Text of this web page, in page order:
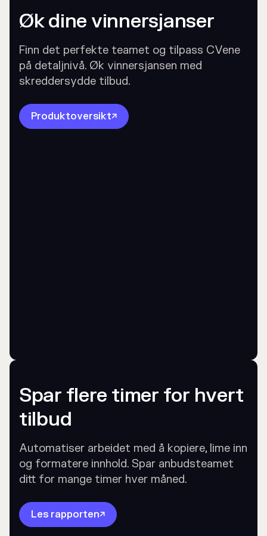
Øk dine vinnersjanser
Finn det perfekte teamet og tilpass CVene
på detaljnivå. Øk vinnersjansen med
skreddersydde tilbud.
Produktoversikt
Spar flere timer for hvert
tilbud
Automatiser arbeidet med å kopiere, lime inn
og formatere innhold. Spar anbudsteamet
ditt for mange timer hver måned.
Les rapporten